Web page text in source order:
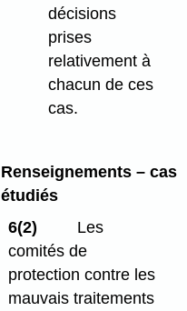
décisions
prises
relativement à
chacun de ces
cas.
Renseignements – cas
étudiés
6(2)
Les
comités de
protection contre les
mauvais traitements